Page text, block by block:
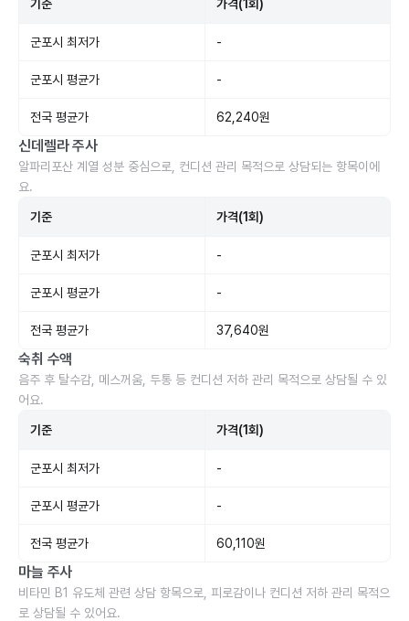
기준 가격(1회)
군포시 최저가 -
군포시 평균가 -
전국 평균가 62,240원
신데렐라 주사
알파리포산 계열 성분 중심으로, 컨디션 관리 목적으로 상담되는 항목이에
요.
기준 가격(1회)
군포시 최저가 -
군포시 평균가 -
전국 평균가 37,640원
숙취 수액
음주 후 탈수감, 메스꺼움, 두통 등 컨디션 저하 관리 목적으로 상담될 수 있
어요.
기준 가격(1회)
군포시 최저가 -
군포시 평균가 -
전국 평균가 60,110원
마늘 주사
비타민 B1 유도체 관련 상담 항목으로, 피로감이나 컨디션 저하 관리 목적으
로 상담될 수 있어요.